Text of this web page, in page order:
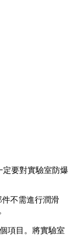
定要對實驗室防爆
件不需進行潤滑
目。將實驗室